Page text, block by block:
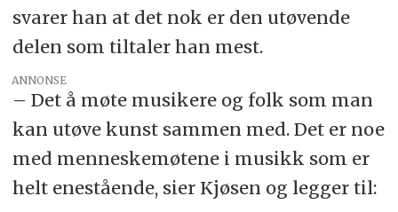
svarer han at det nok er den utøvende
delen som tiltaler han mest.
ANNONSE
– Det å møte musikere og folk som man
kan utøve kunst sammen med. Det er noe
med menneskemøtene i musikk som er
helt enestående, sier Kjøsen og legger til: